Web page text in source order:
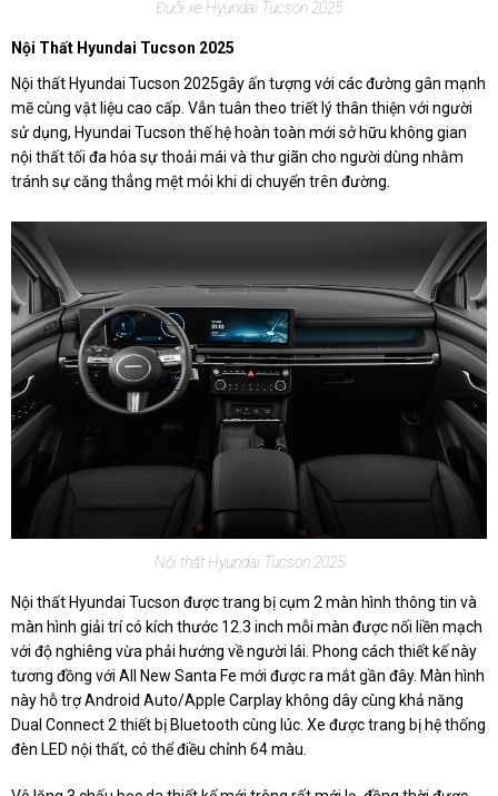
Đuôi xe Hyundai Tucson 2025
Nội Thất Hyundai Tucson 2025
Nội thất Hyundai Tucson 2025gây ấn tượng với các đường gân mạnh
mẽ cùng vật liệu cao cấp. Vẫn tuân theo triết lý thân thiện với người
sử dụng, Hyundai Tucson thế hệ hoàn toàn mới sở hữu không gian
nội thất tối đa hóa sự thoải mái và thư giãn cho người dùng nhằm
tránh sự căng thẳng mệt mỏi khi di chuyển trên đường.
Nội thất Hyundai Tucson 2025
Nội thất Hyundai Tucson được trang bị cụm 2 màn hình thông tin và
màn hình giải trí có kích thước 12.3 inch mỗi màn được nối liền mạch
với độ nghiêng vừa phải hướng về người lái. Phong cách thiết kế này
tương đồng với All New Santa Fe mới được ra mắt gần đây. Màn hình
này hỗ trợ Android Auto/Apple Carplay không dây cùng khả năng
Dual Connect 2 thiết bị Bluetooth cùng lúc. Xe được trang bị hệ thống
đèn LED nội thất, có thể điều chỉnh 64 màu.